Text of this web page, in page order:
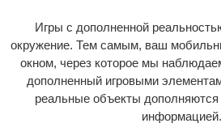
Игры с дополненной
окружение. Тем самым, ваш
окном, через которое мы
дополненный игровыми
реальные объекты
информацией.